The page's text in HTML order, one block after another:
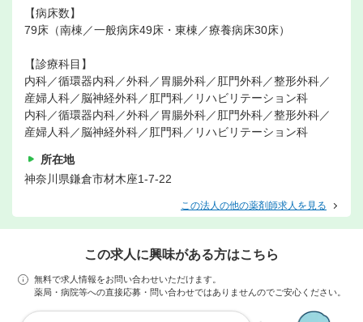
【病床数】
79床（南棟／一般病床49床・東棟／療養病床30床）
【診療科目】
内科／循環器内科／外科／胃腸外科／肛門外科／整形外科／
産婦人科／脳神経外科／肛門科／リハビリテーション科
内科／循環器内科／外科／胃腸外科／肛門外科／整形外科／
産婦人科／脳神経外科／肛門科／リハビリテーション科
所在地
神奈川県鎌倉市材木座1-7-22
この法人の他の薬剤師求人を見る
この求人に興味がある方はこちら
無料で求人情報をお問い合わせいただけます。
薬局・病院等への直接応募・問い合わせではありませんのでご安心ください。